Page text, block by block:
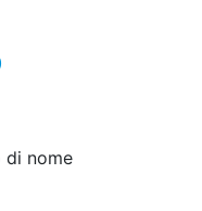
di nome